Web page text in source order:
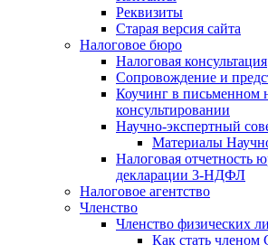
Реквизиты
Старая версия сайта
Налоговое бюро
Налоговая консультация
Cопровождение и
Коучинг в письменном
консультировании
Научно-экспертный
Материалы
Налоговая отчетность
декларации 3-НДФЛ
Налоговое агентство
Членство
Членство физических
Как стать